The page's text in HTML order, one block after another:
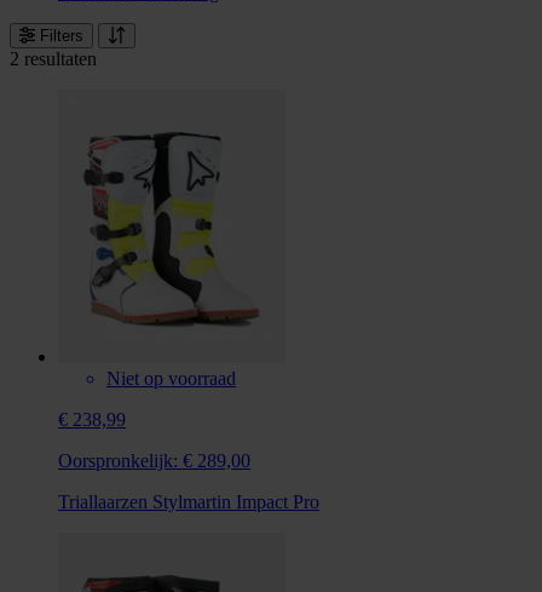
Filters
2 resultaten
Niet op voorraad
€ 238,99
Oorspronkelijk: € 289,00
Triallaarzen Stylmartin Impact Pro